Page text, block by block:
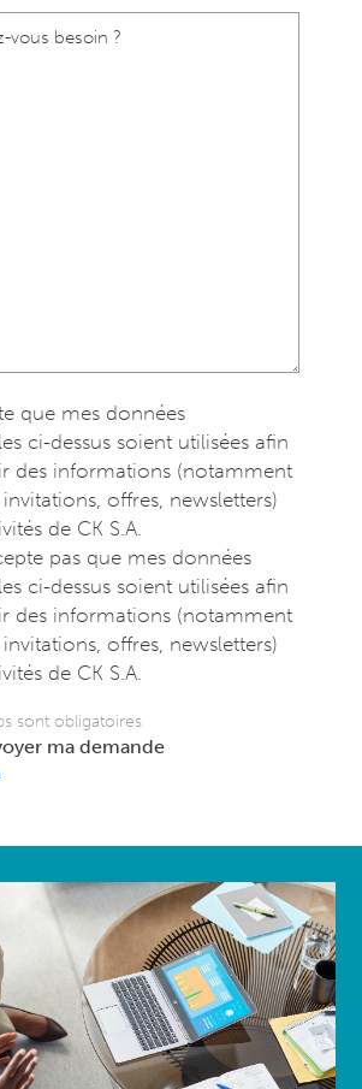
que mes données
ci-dessus soient utilisées afin
des informations (notamment
offres, newsletters)
de CK S.A.
pas que mes données
ci-dessus soient utilisées afin
des informations (notamment
offres, newsletters)
de CK S.A.
sont obligatoires
ma demande